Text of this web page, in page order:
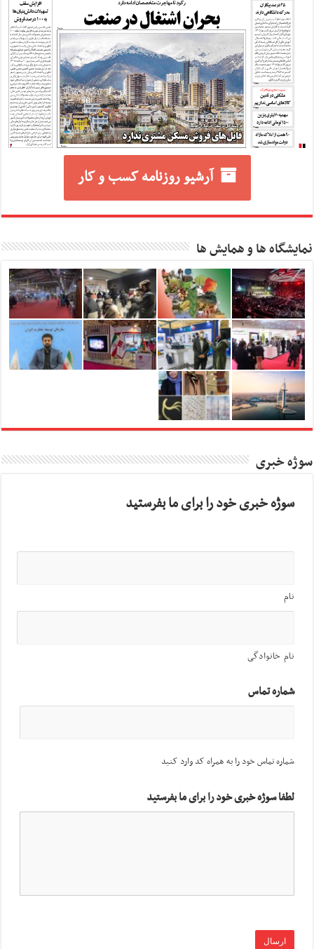
آرشیو روزنامه کسب و کار
نمایشگاه ها و همایش ها
سوژه خبری
سوژه خبری خود را برای ما بفرستید
نام
نام خانوادگی
شماره تماس
شماره تماس خود را به همراه کد وارد کنید
لطفا سوژه خبری خود را برای ما بفرستید